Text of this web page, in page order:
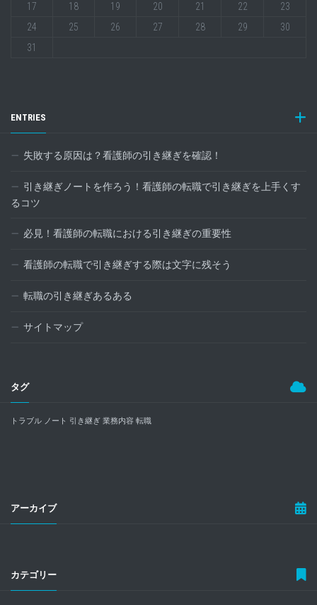
17
18 19 20 21 22
23
24
25 26 27 28 29
30
31
ENTRIES
失敗する原因は？看護師の引き継ぎを確認！
引き継ぎノートを作ろう！看護師の転職で引き継ぎを上手くす
るコツ
必見！看護師の転職における引き継ぎの重要性
看護師の転職で引き継ぎする際は文字に残そう
転職の引き継ぎあるある
サイトマップ
タグ
トラブル ノート 引き継ぎ 業務内容 転職
アーカイブ
カテゴリー